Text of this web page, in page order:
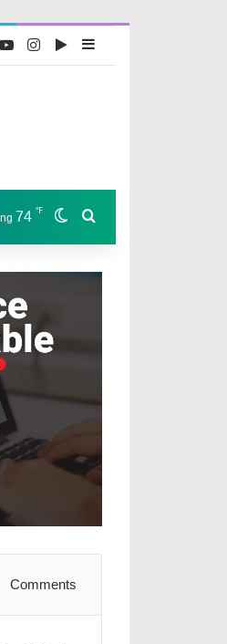
YouTubeInstagramGoogle Play
Sidebar
74 ℉ Switch skin
Comments